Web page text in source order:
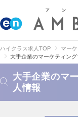
ハイクラス求人TOP マー
大手企業のマーケティン
大手企業のマ
人情報